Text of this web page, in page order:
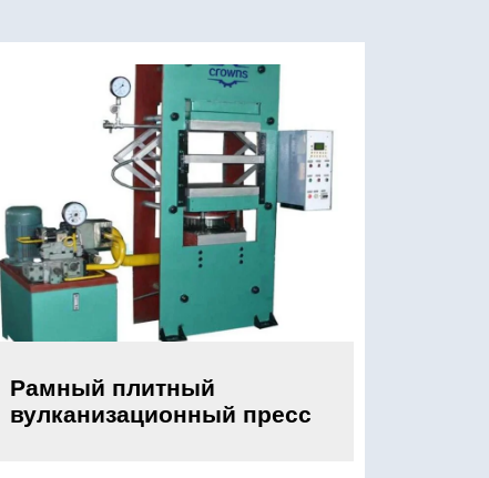
Рамный плитный
вулканизационный пресс